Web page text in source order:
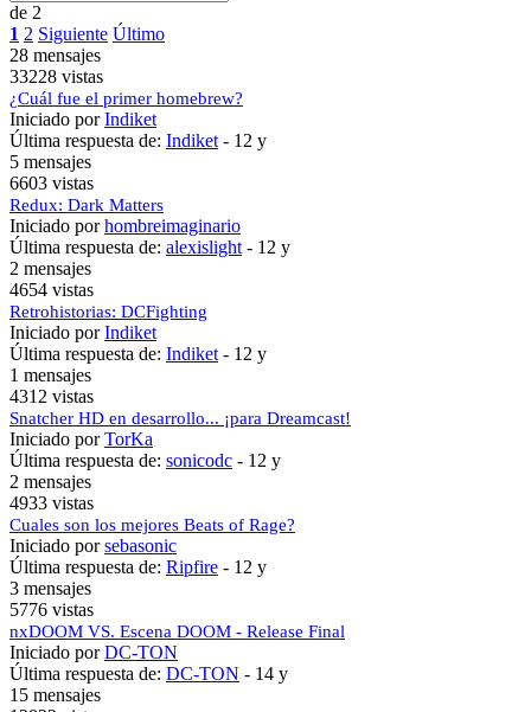
de 2
1 2 Siguiente Último
28 mensajes
33228 vistas
¿Cuál fue el primer homebrew?
Iniciado porIndiket
Última respuesta de: Indiket - 12 y
5 mensajes
6603 vistas
Redux: Dark Matters
Iniciado porhombreimaginario
Última respuesta de: alexislight - 12 y
2 mensajes
4654 vistas
Retrohistorias: DCFighting
Iniciado porIndiket
Última respuesta de: Indiket - 12 y
1 mensajes
4312 vistas
Snatcher HD en desarrollo... ¡para Dreamcast!
Iniciado porTorKa
Última respuesta de: sonicodc - 12 y
2 mensajes
4933 vistas
Cuales son los mejores Beats of Rage?
Iniciado porsebasonic
Última respuesta de: Ripfire - 12 y
3 mensajes
5776 vistas
nxDOOM VS. Escena DOOM - Release Final
Iniciado porDC-TON
Última respuesta de: DC-TON - 14 y
15 mensajes